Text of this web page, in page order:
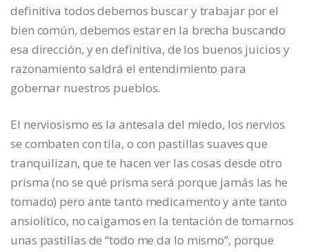
definitiva todos debemos buscar y trabajar por el
bien común, debemos estar en la brecha buscando
esa dirección, y en definitiva, de los buenos juicios y
razonamiento saldrá el entendimiento para
gobernar nuestros pueblos.
El nerviosismo es la antesala del miedo, los nervios
se combaten con tila, o con pastillas suaves que
tranquilizan, que te hacen ver las cosas desde otro
prisma (no se qué prisma será porque jamás las he
tomado) pero ante tanto medicamento y ante tanto
ansiolítico, no caigamos en la tentación de tomarnos
unas pastillas de “todo me da lo mismo”, porque